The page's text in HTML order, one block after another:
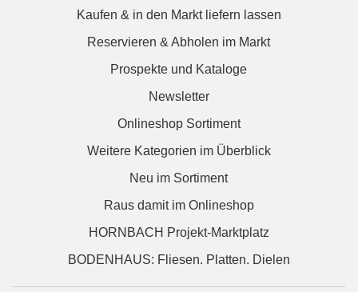
Kaufen & in den Markt liefern lassen
Reservieren & Abholen im Markt
Prospekte und Kataloge
Newsletter
Onlineshop Sortiment
Weitere Kategorien im Überblick
Neu im Sortiment
Raus damit im Onlineshop
HORNBACH Projekt-Marktplatz
BODENHAUS: Fliesen. Platten. Dielen